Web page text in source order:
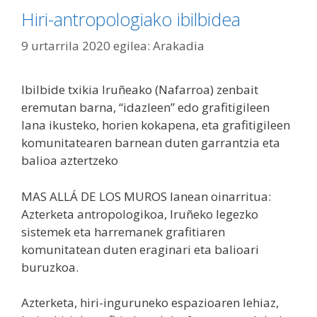
Hiri-antropologiako ibilbidea
9 urtarrila 2020 egilea: Arakadia
Ibilbide txikia Iruñeako (Nafarroa) zenbait
eremutan barna, “idazleen” edo grafitigileen
lana ikusteko, horien kokapena, eta grafitigileen
komunitatearen barnean duten garrantzia eta
balioa aztertzeko
MAS ALLÁ DE LOS MUROS lanean oinarritua:
Azterketa antropologikoa, Iruñeko legezko
sistemek eta harremanek grafitiaren
komunitatean duten eraginari eta balioari
buruzkoa.
Azterketa, hiri-inguruneko espazioaren lehiaz,